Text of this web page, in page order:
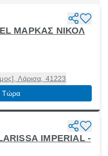
ΜΑΡΚΑΣ ΝΙΚΟΛ
Λάρισα, 41223
Τώρα
IMPERIAL -